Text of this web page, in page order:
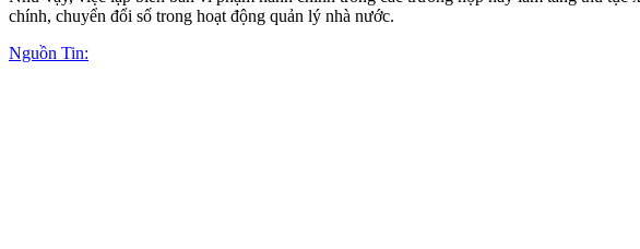
chính, chuyển đổi số trong hoạt động quản lý nhà nước.
Nguồn Tin: